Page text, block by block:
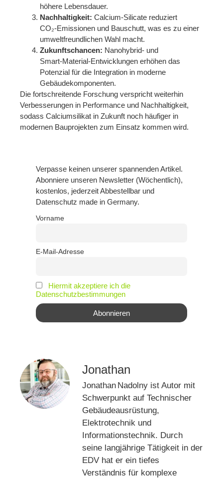
höhere Lebensdauer.
Nachhaltigkeit: Calcium‑Silicate reduziert
CO₂‑Emissionen und Bauschutt, was es zu einer
umweltfreundlichen Wahl macht.
Zukunftschancen: Nanohybrid‑ und
Smart‑Material‑Entwicklungen erhöhen das
Potenzial für die Integration in moderne
Gebäudekomponenten.
Die fortschreitende Forschung verspricht weiterhin
Verbesserungen in Performance und Nachhaltigkeit,
sodass Calciumsilikat in Zukunft noch häufiger in
modernen Bauprojekten zum Einsatz kommen wird.
Verpasse keinen unserer spannenden Artikel.
Abonniere unseren Newsletter (Wöchentlich),
kostenlos, jederzeit Abbestellbar und
Datenschutz made in Germany.
Vorname
E-Mail-Adresse
Hiermit akzeptiere ich die
Datenschutzbestimmungen
Jonathan
Jonathan Nadolny ist Autor mit
Schwerpunkt auf Technischer
Gebäudeausrüstung,
Elektrotechnik und
Informationstechnik. Durch
seine langjährige Tätigkeit in der
EDV hat er ein tiefes
Verständnis für komplexe